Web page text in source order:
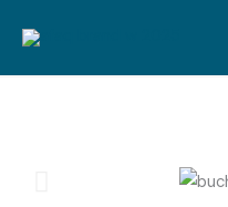
Inhalt
springen